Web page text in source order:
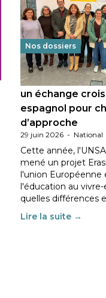
Nos dossiers
Éducation au
un échange
espagnol pour
d’approche
29 juin 2026 - National
Cette année,
mené un projet
l'union Européenne
l'éducation au
quelles différences
Lire la suite →